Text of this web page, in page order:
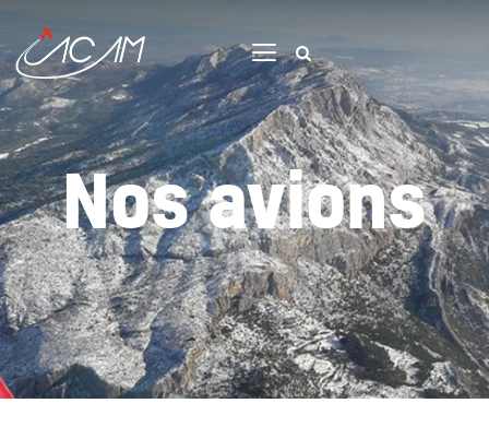
Accueil
Avions
Apprendre
Voler
Contact
Membres
Nos avions